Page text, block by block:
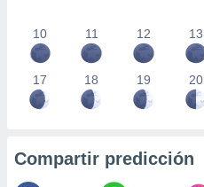
10 11 12 13
17 18 19 20
Compartir predicción